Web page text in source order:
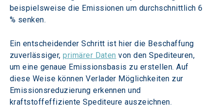
beispielsweise die Emissionen um durchschnittlich 6
% senken.
Ein entscheidender Schritt ist hier die Beschaffung
zuverlässiger, primärer Daten von den Spediteuren,
um eine genaue Emissionsbasis zu erstellen. Auf
diese Weise können Verlader Möglichkeiten zur
Emissionsreduzierung erkennen und
kraftstoffeffiziente Spediteure auszeichnen.